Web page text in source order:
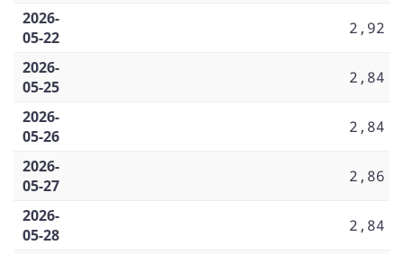
2026-
05-22
2,92
2026-
05-25
2,84
2026-
05-26
2,84
2026-
05-27
2,86
2026-
05-28
2,84